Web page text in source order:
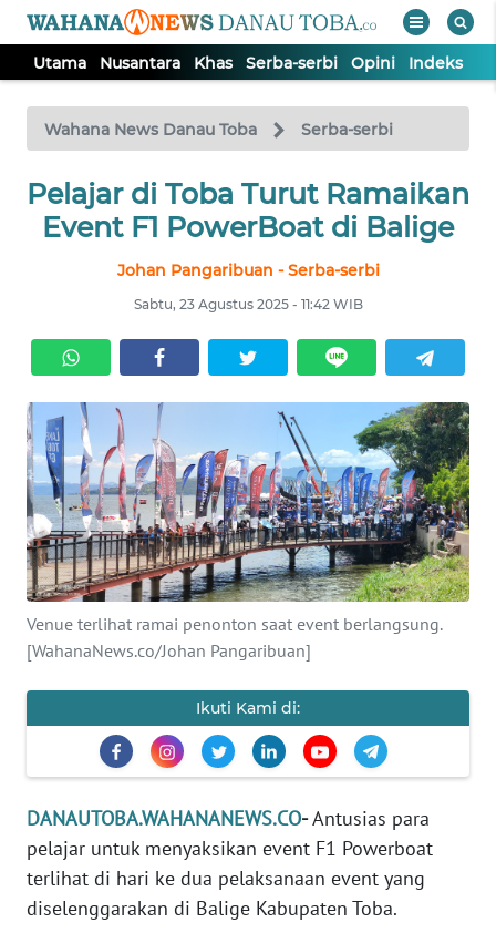
Utama Nusantara Khas Serba-serbi Opini Indeks
Wahana News Danau Toba Serba-serbi
Pelajar di Toba Turut Ramaikan
Event F1 PowerBoat di Balige
Johan Pangaribuan - Serba-serbi
Sabtu, 23 Agustus 2025 - 11:42 WIB
Venue terlihat ramai penonton saat event berlangsung.
[WahanaNews.co/Johan Pangaribuan]
Ikuti Kami di:
DANAUTOBA.WAHANANEWS.CO-Antusias para
pelajar untuk menyaksikan event F1 Powerboat
terlihat di hari ke dua pelaksanaan event yang
diselenggarakan di Balige Kabupaten Toba.
TV
Tutup
UTAMA
SERBA-
SERBI
OPINI
Informasi
INDEKS
BERITA
KONTAK
TENTANG
KAMI
PEDOMAN
MEDIA